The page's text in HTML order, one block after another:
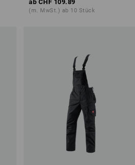
ab CHF 109.89
(m. MwSt.) ab 10 Stück